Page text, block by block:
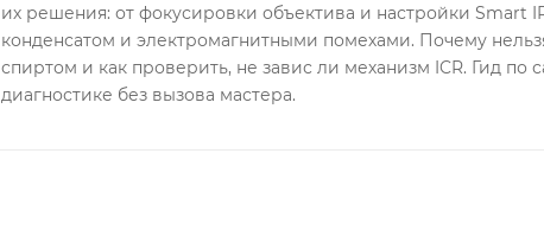
их решения: от фокусировки объектива и настройки Smart
конденсатом и электромагнитными помехами. Почему
спиртом и как проверить, не завис ли механизм ICR. Гид по
диагностике без вызова мастера.